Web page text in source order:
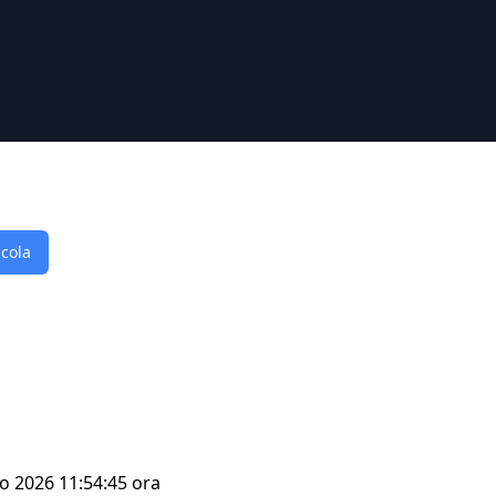
2026 11:54:45 ora